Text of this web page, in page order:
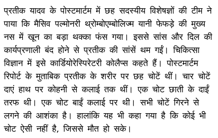
प्रतीक यादव के पोस्टमार्टम में छह सदस्यीय विशेषज्ञों की टीम ने
पाया कि मैसिव पल्मोनरी थ्रोम्बोएम्बोलिज्म यानी फेफड़े की मुख्य
नस में खून का बड़ा थक्का फंस गया। इससे सांस और दिल की
कार्यप्रणाली बंद होने से प्रतीक की सांसें थम गईं। चिकित्सा
विज्ञान में इसे कार्डियोरेस्पिरेटरी कोलैप्स कहते हैं। पोस्टमार्टम
रिपोर्ट के मुताबिक प्रतीक के शरीर पर छह चोटें थीं। चार चोटें
दाएं हाथ पर कोहनी से कलाई तक थीं। एक चोट छाती के दाईं
तरफ थी। एक चोट बाईं कलाई पर थी। सभी चोटें गिरने से
लगने की आशंका है। हालांकि यह भी कहा गया है कि कोई भी
चोट ऐसी नहीं है, जिससे मौत हो सके।